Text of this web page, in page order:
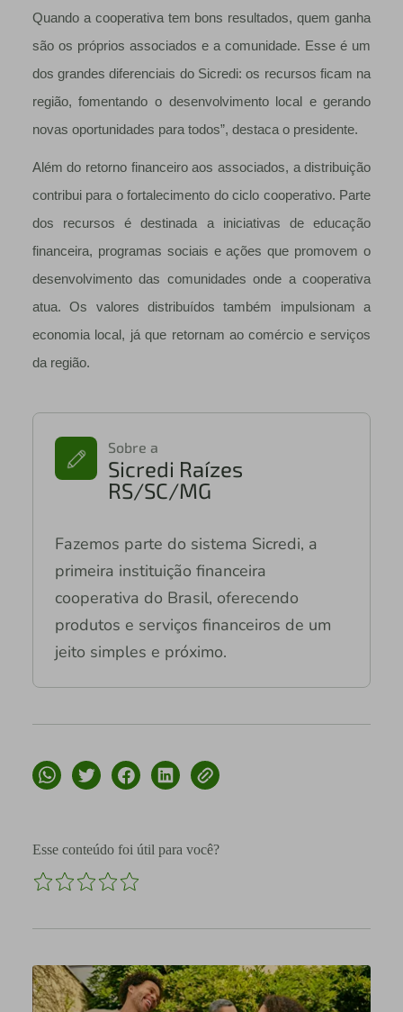
Quando a cooperativa tem bons resultados, quem ganha
são os próprios associados e a comunidade. Esse é um
dos grandes diferenciais do Sicredi: os recursos ficam na
região, fomentando o desenvolvimento local e gerando
novas oportunidades para todos”, destaca o presidente.
Além do retorno financeiro aos associados, a distribuição
contribui para o fortalecimento do ciclo cooperativo. Parte
dos recursos é destinada a iniciativas de educação
financeira, programas sociais e ações que promovem o
desenvolvimento das comunidades onde a cooperativa
atua. Os valores distribuídos também impulsionam a
economia local, já que retornam ao comércio e serviços
da região.
Sobre a
Sicredi Raízes
RS/SC/MG
Fazemos parte do sistema Sicredi, a
primeira instituição financeira
cooperativa do Brasil, oferecendo
produtos e serviços financeiros de um
jeito simples e próximo.
Esse conteúdo foi útil para você?